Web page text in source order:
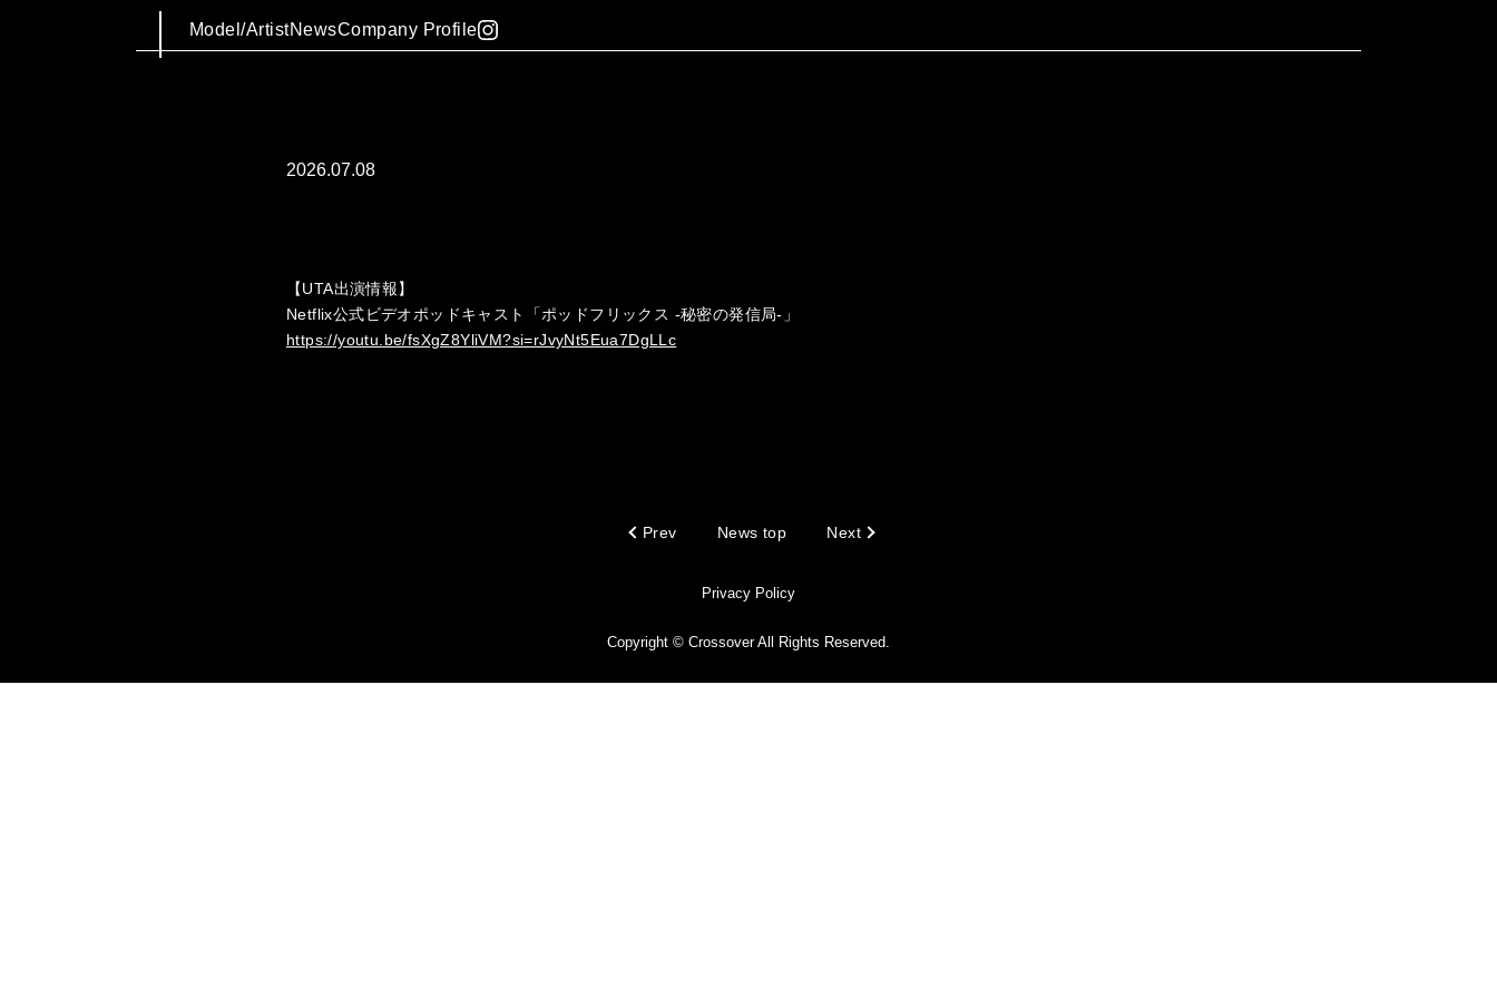
Model/ArtistNewsCompany Profile
2026.07.08
【UTA出演情報】
Netflix公式ビデオポッドキャスト「ポッドフリックス -秘密の発信局-」
https://youtu.be/fsXgZ8YliVM?si=rJvyNt5Eua7DgLLc
Prev News top Next
Privacy Policy
Copyright © Crossover All Rights Reserved.